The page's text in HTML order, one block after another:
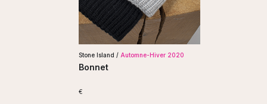
Stone Island / Automne-Hiver 2020
Bonnet
€